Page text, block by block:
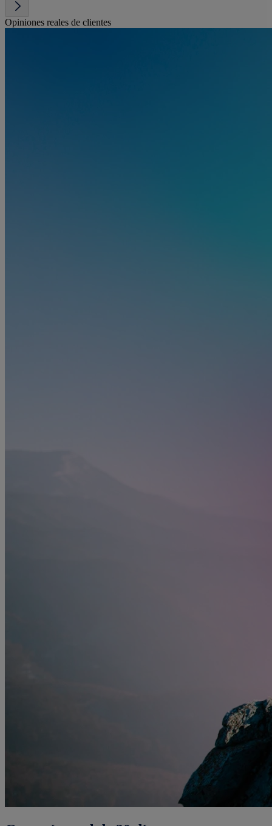
Opiniones reales de clientes